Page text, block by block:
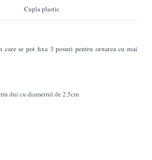
Cupla plastic
care se pot fixa 3 posuri pentru ornarea cu mai
dui cu diametrul de 2.5cm